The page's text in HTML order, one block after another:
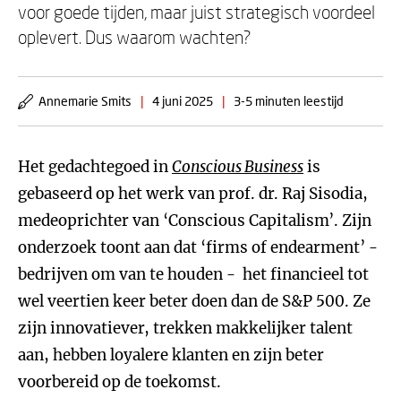
voor goede tijden, maar juist strategisch voordeel
oplevert. Dus waarom wachten?
Annemarie Smits | 4 juni 2025 | 3-5 minuten leestijd
Het gedachtegoed inConscious Businessis
gebaseerd op het werk van prof. dr. Raj Sisodia,
medeoprichter van ‘Conscious Capitalism’. Zijn
onderzoek toont aan dat ‘firms of endearment’ -
bedrijven om van te houden - het financieel tot
wel veertien keer beter doen dan de S&P 500. Ze
zijn innovatiever, trekken makkelijker talent
aan, hebben loyalere klanten en zijn beter
voorbereid op de toekomst.